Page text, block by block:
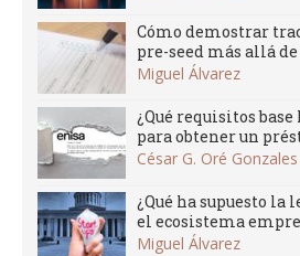
Cómo demostrar
pre-seed más allá
Miguel Álvarez
¿Qué requisitos
para obtener un
César G. Oré Gonzales
¿Qué ha supuesto la
el ecosistema
Miguel Álvarez